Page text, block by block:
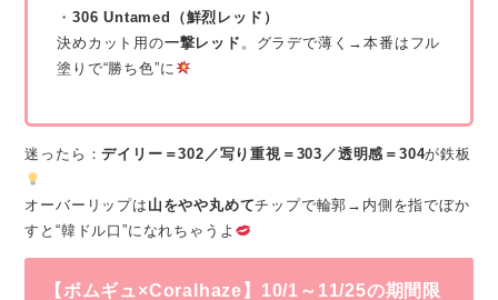
・ 306 Untamed（鮮烈レッド）
決めカット用の一撃レッド 。グラデで薄く→本番はフル
塗りで“勝ち色”に
迷ったら：デイリー＝302／写り重視＝303／透明感＝304が鉄板
オーバーリップは 山をやや丸めてチップで輪郭→内側を指でぼか
すと“韓ドル口”になれちゃうよ
【ボムギュ×Coralhaze】10/1～11/25の期間限